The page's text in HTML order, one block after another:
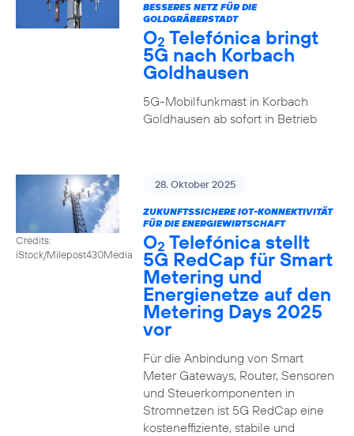
BESSERES NETZ FÜR DIE
GOLDGRÄBERSTADT
O2 Telefónica bringt
5G nach Korbach
Goldhausen
5G-Mobilfunkmast in Korbach
Goldhausen ab sofort in Betrieb
Credits:
iStock/Milepost430Media
28. Oktober 2025
ZUKUNFTSSICHERE IOT-KONNEKTIVITÄT
FÜR DIE ENERGIEWIRTSCHAFT
O2 Telefónica stellt
5G RedCap für Smart
Metering und
Energienetze auf den
Metering Days 2025
vor
Für die Anbindung von Smart
Meter Gateways, Router, Sensoren
und Steuerkomponenten in
Stromnetzen ist 5G RedCap eine
kosteneffiziente, stabile und